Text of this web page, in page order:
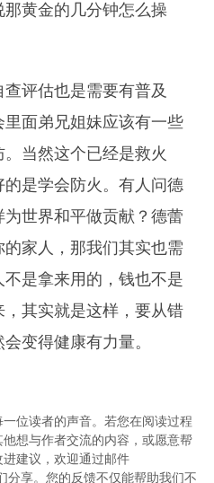
黄金的几分钟怎么操
评估也是需要有普及
面弟兄姐妹应该有一些
当然这个已经是救火
是学会防火。有人问德
世界和平做贡献？德蕾
家人，那我们其实也需
是拿来用的，钱也不是
其实就是这样，要从错
变得健康有力量。
位读者的声音。若您在阅读过程
想与作者交流的内容，或愿意帮
建议，欢迎通过邮件
分享。您的反馈不仅能帮助我们不